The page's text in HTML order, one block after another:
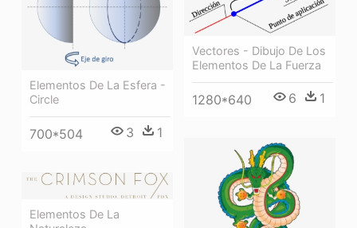
Elementos De La Esfera -
Circle
700*504 3 1
Vectores - Dibujo De Los
Elementos De La Fuerza
1280*640 6 1
Elementos De La